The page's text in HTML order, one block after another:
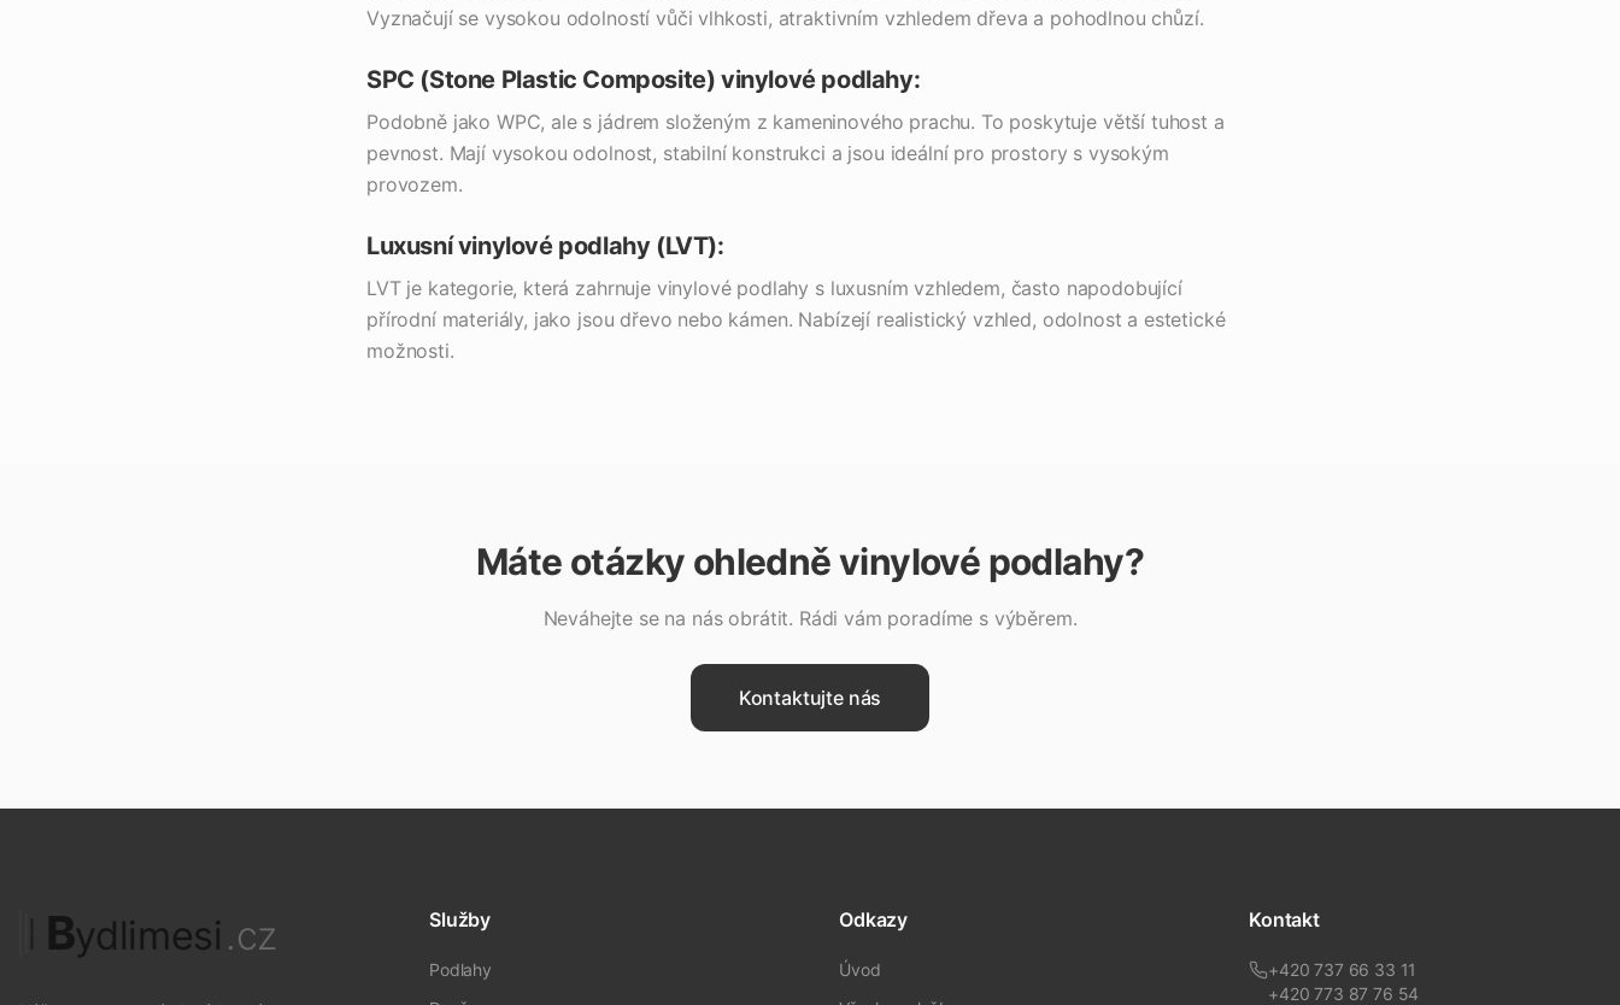
Vyznačují se vysokou odolností vůči vlhkosti, atraktivním vzhledem dřeva a pohodlnou chůzí.
SPC (Stone Plastic Composite) vinylové podlahy:
Podobně jako WPC, ale s jádrem složeným z kameninového prachu. To poskytuje větší tuhost a
pevnost. Mají vysokou odolnost, stabilní konstrukci a jsou ideální pro prostory s vysokým
provozem.
Luxusní vinylové podlahy (LVT):
LVT je kategorie, která zahrnuje vinylové podlahy s luxusním vzhledem, často napodobující
přírodní materiály, jako jsou dřevo nebo kámen. Nabízejí realistický vzhled, odolnost a estetické
možnosti.
Máte otázky ohledněvinylové podlahy?
Neváhejte se na nás obrátit. Rádi vám poradíme s výběrem.
Kontaktujte nás
Bydlimesi.cz Služby
Podlahy
Odkazy
Úvod
Kontakt
+420 737 66 33 11
+420 773 87 76 54